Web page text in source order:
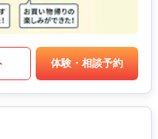
体験・相談予約